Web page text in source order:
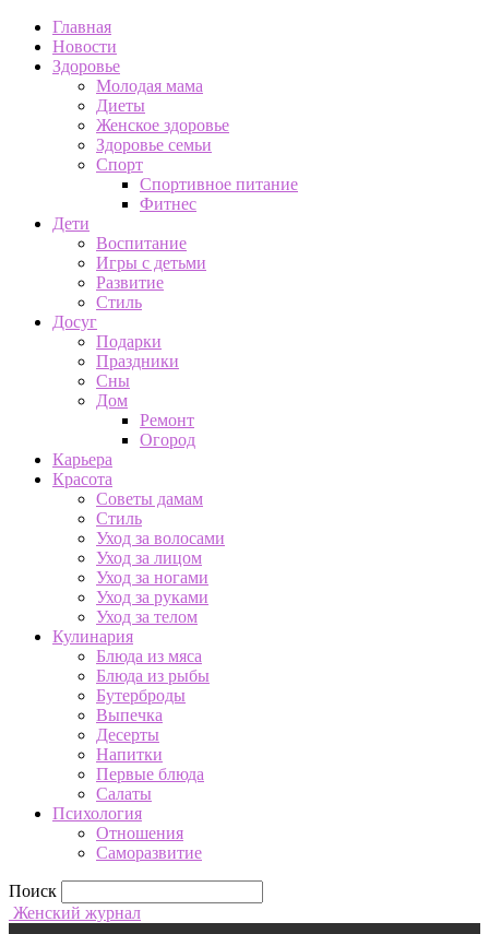
Главная
Новости
Здоровье
Молодая мама
Диеты
Женское здоровье
Здоровье семьи
Спорт
Спортивное питание
Фитнес
Дети
Воспитание
Игры с детьми
Развитие
Стиль
Досуг
Подарки
Праздники
Сны
Дом
Ремонт
Огород
Карьера
Красота
Советы дамам
Стиль
Уход за волосами
Уход за лицом
Уход за ногами
Уход за руками
Уход за телом
Кулинария
Блюда из мяса
Блюда из рыбы
Бутерброды
Выпечка
Десерты
Напитки
Первые блюда
Салаты
Психология
Отношения
Саморазвитие
Поиск
Женский журнал